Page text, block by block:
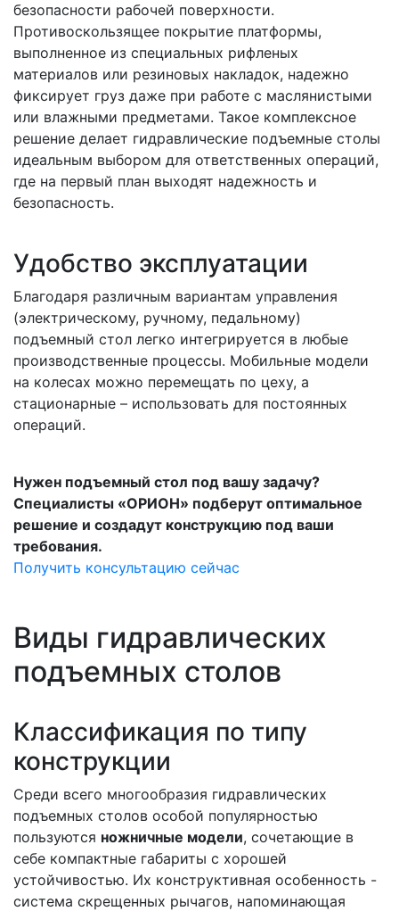
безопасности рабочей поверхности.
Противоскользящее покрытие платформы,
выполненное из специальных рифленых
материалов или резиновых накладок, надежно
фиксирует груз даже при работе с маслянистыми
или влажными предметами. Такое комплексное
решение делает гидравлические подъемные столы
идеальным выбором для ответственных операций,
где на первый план выходят надежность и
безопасность.
Удобство эксплуатации
Благодаря различным вариантам управления
(электрическому, ручному, педальному)
подъемный стол легко интегрируется в любые
производственные процессы. Мобильные модели
на колесах можно перемещать по цеху, а
стационарные – использовать для постоянных
операций.
Нужен подъемный стол под вашу задачу?
Специалисты «ОРИОН» подберут оптимальное
решение и создадут конструкцию под ваши
требования.
Получить консультацию сейчас
Виды гидравлических
подъемных столов
Классификация по типу
конструкции
Среди всего многообразия гидравлических
подъемных столов особой популярностью
пользуются ножничные модели, сочетающие в
себе компактные габариты с хорошей
устойчивостью. Их конструктивная особенность -
система скрещенных рычагов, напоминающая